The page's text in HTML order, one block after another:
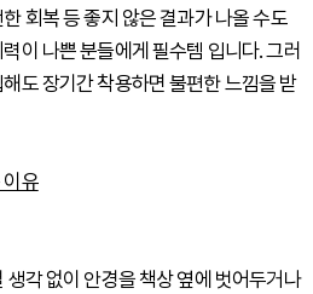
회복 등 좋지 않은 결과가 나올 수도
이 나쁜 분들에게 필수템 입니다. 그러
도 장기간 착용하면 불편한 느낌을 받
이유
각 없이 안경을 책상 옆에 벗어두거나